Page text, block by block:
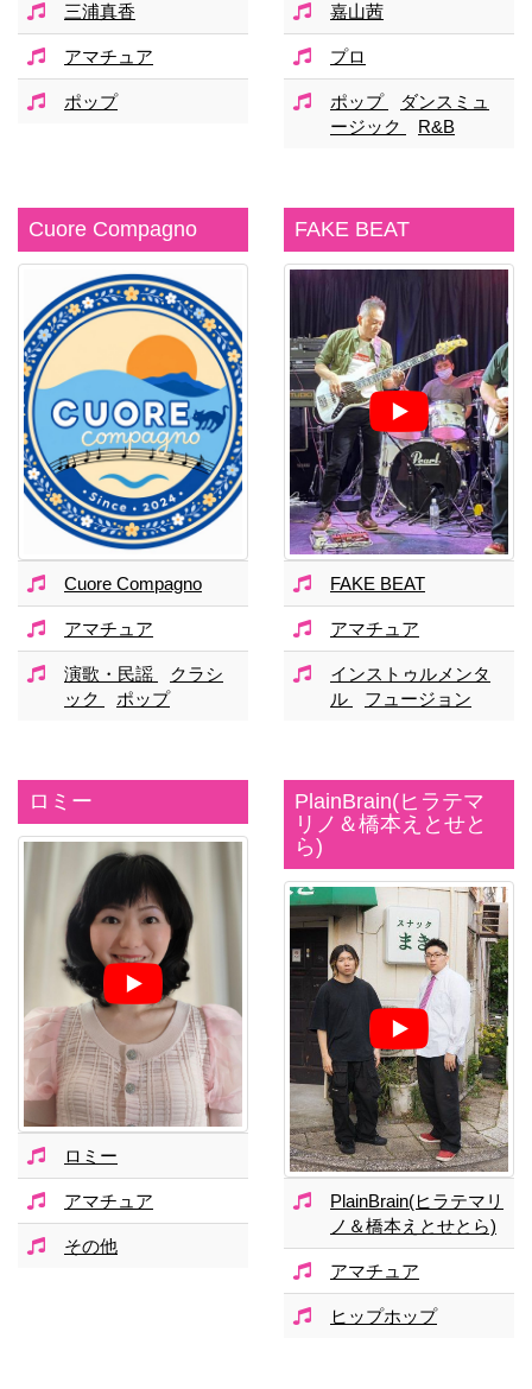
三浦真香
アマチュア
ポップ
嘉山茜
プロ
ポップ
ダンスミュ
ージック
R&B
Cuore Compagno
Cuore Compagno
アマチュア
演歌・民謡
クラシ
ック
ポップ
FAKE BEAT
FAKE BEAT
アマチュア
インストゥルメンタ
ル
フュージョン
ロミー
ロミー
アマチュア
その他
PlainBrain(ヒラテマ
リノ＆橋本えとせと
ら)
PlainBrain(ヒラテマリ
ノ＆橋本えとせとら)
アマチュア
ヒップホップ